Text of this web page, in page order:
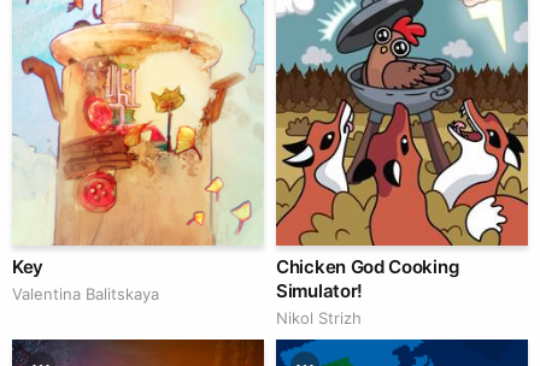
Key
Valentina Balitskaya
Chicken God Cooking
Simulator!
Nikol Strizh